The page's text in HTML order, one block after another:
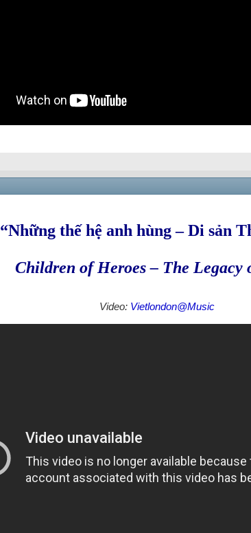
“Những thế hệ anh hùng – Di sản
Children of Heroes – The Legacy
Video: Vietlondon@Music